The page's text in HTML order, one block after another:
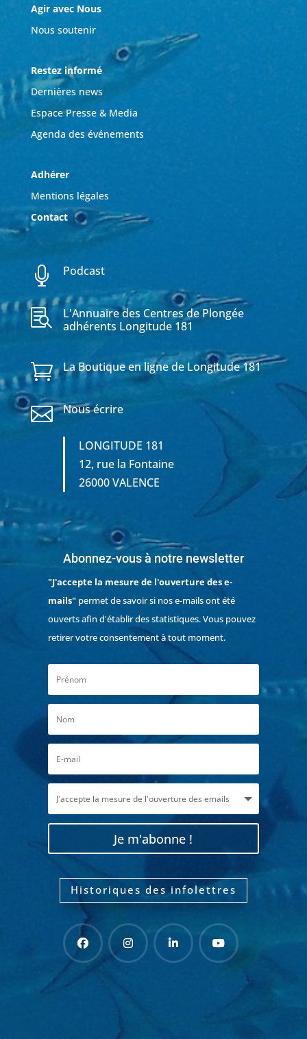
Agir avec Nous
Nous soutenir
Restez informé
Dernières news
Espace Presse & Media
Agenda des événements
Adhérer
Mentions légales
Contact
 Podcast

L'Annuaire des Centres de Plongée
adhérents Longitude 181
 La Boutique en ligne de Longitude 181
 Nous écrire
LONGITUDE 181
12, rue la Fontaine
26000 VALENCE
Abonnez-vous à notre newsletter
"J'accepte la mesure de l'ouverture des e-
mails"permet de savoir si nos e-mails ont été
ouverts afin d'établir des statistiques. Vous pouvez
retirer votre consentement à tout moment.
Je m'abonne !
Historiques des infolettres